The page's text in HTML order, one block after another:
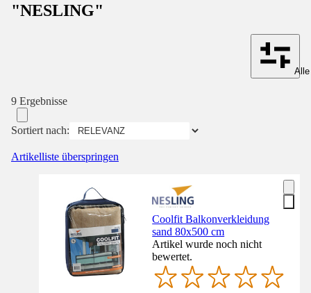
"NESLING"
9 Ergebnisse
Sortiert nach:
Artikelliste überspringen
Coolfit Balkonverkleidung
sand 80x500 cm
Artikel wurde noch nicht
bewertet.